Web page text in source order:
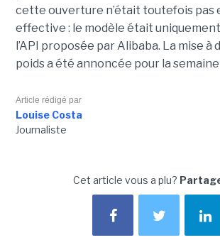
cette ouverture n’était toutefois pas
effective : le modèle était
l’API proposée par Alibaba. La mise à
poids a été annoncée pour la
Article rédigé par
Louise Costa
Journaliste
Cet article vous a plu?